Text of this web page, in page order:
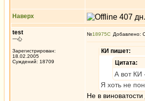
Наверх
test
一心
Зарегистрирован:
18.02.2005
Суждений: 18709
№18975 Добавлено:
КИ пишет:
Цитата:
А вот КИ
Я хоть не
Не в